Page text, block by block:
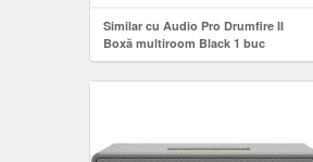
Similar cu Audio Pro Drumfire II
Boxă multiroom Black 1 buc